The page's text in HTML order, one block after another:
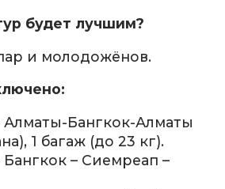
будет лучшим?
и молодожёнов.
Алматы-Бангкок-Алматы
1 багаж (до 23 кг).
Бангкок – Сиемреап –